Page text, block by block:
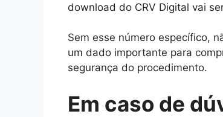
download do CRV Digital vai
Sem esse número específico,
um dado importante para
segurança do procedimento.
Em caso de